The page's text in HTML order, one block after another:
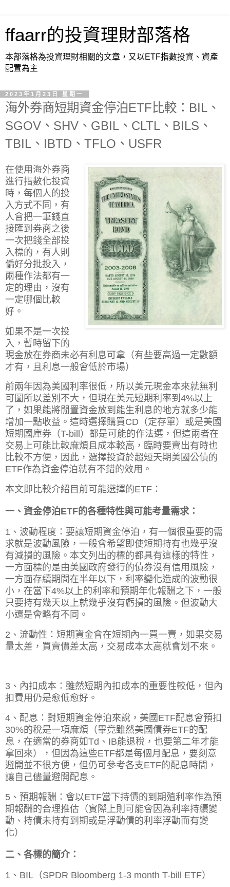
ffaarr的投資理財部落格
本部落格為投資理財相關的文章，又以ETF指數投資、資產
配置為主
2023年1月23日 星期一
海外券商短期資金停泊ETF比較：BIL、
SGOV、SHV、GBIL、CLTL、BILS、
TBIL、IBTD、TFLO、USFR
在使用海外券商
進行指數化投資
時，每個人的投
入方式不同，有
人會把一筆錢直
接匯到券商之後
一次把錢全部投
入標的，有人則
偏好分批投入，
兩種作法都有一
定的理由，沒有
一定哪個比較
好。
如果不是一次投
入，暫時留下的
現金放在券商未必有利息可拿（有些要高過一定數額
才有，且利息一般會低於市場）
前兩年因為美國利率很低，所以美元現金本來就無利
可圖所以差別不大，但現在美元短期利率到4%以上
了，如果能將閒置資金放到能生利息的地方就多少能
增加一點收益。這時選擇購買CD（定存單）或是美國
短期國庫券（T-bill）都是可能的作法選，但這兩者在
交易上可能比較麻煩且成本較高，臨時要賣出有時也
比較不方便，因此，選擇投資於超短天期美國公債的
ETF作為資金停泊就有不錯的效用。
本文即比較介紹目前可能選擇的ETF：
一、資金停泊ETF的各種特性與可能考量需求：
1、波動程度：要讓短期資金停泊，有一個很重要的需
求就是波動風險，一般會希望即使短期持有也幾乎沒
有減損的風險。本文列出的標的都具有這樣的特性，
一方面標的是由美國政府發行的債券沒有信用風險，
一方面存續期間在半年以下，利率變化造成的波動很
小，在當下4%以上的利率和預期年化報酬之下，一般
只要持有幾天以上就幾乎沒有虧損的風險。但波動大
小還是會略有不同。
2、流動性：短期資金會在短期內一買一賣，如果交易
量太差，買賣價差太高，交易成本太高就會划不來。
3、內扣成本：雖然短期內扣成本的重要性較低，但內
扣費用仍是愈低愈好。
4、配息：對短期資金停泊來說，美國ETF配息會預扣
30%的稅是一項麻煩（畢竟雖然美國債券ETF的配
息，在適當的券商如Td、IB能退稅，也要第二年才能
拿回來），但因為這些ETF都是每個月配息，要刻意
避開並不很方便，但仍可參考各支ETF的配息時間，
讓自己儘量避開配息。
5、預期報酬：會以ETF當下持債的到期殖利率作為預
期報酬的合理推估（實際上則可能會因為利率持續變
動、持債未持有到期或是浮動債的利率浮動而有變
化）
二、各標的簡介：
1、BIL（SPDR Bloomberg 1-3 month T-bill ETF）